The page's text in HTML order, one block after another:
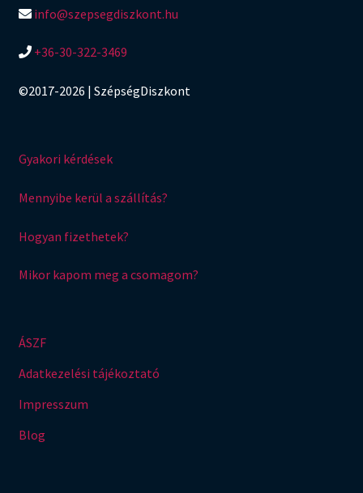
info@szepsegdiszkont.hu
+36-30-322-3469
©2017-2026 | SzépségDiszkont
Gyakori kérdések
Mennyibe kerül a szállítás?
Hogyan fizethetek?
Mikor kapom meg a csomagom?
ÁSZF
Adatkezelési tájékoztató
Impresszum
Blog